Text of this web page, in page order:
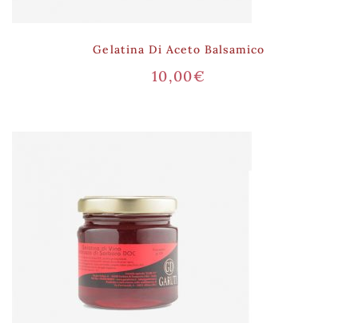
Gelatina Di Aceto Balsamico
10,00€